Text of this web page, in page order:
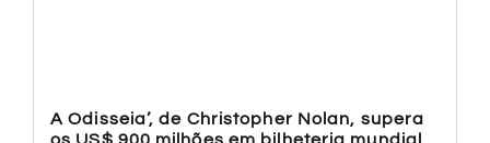
A Odisseia’, de Christopher Nolan, supera